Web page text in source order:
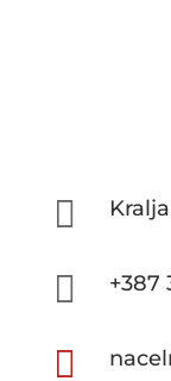

 +387
